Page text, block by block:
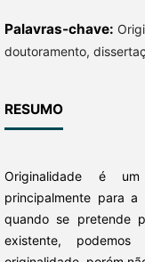
Palavras-chave:
doutoramento,
RESUMO
Originalidade é
principalmente para
quando se pretende
existente,